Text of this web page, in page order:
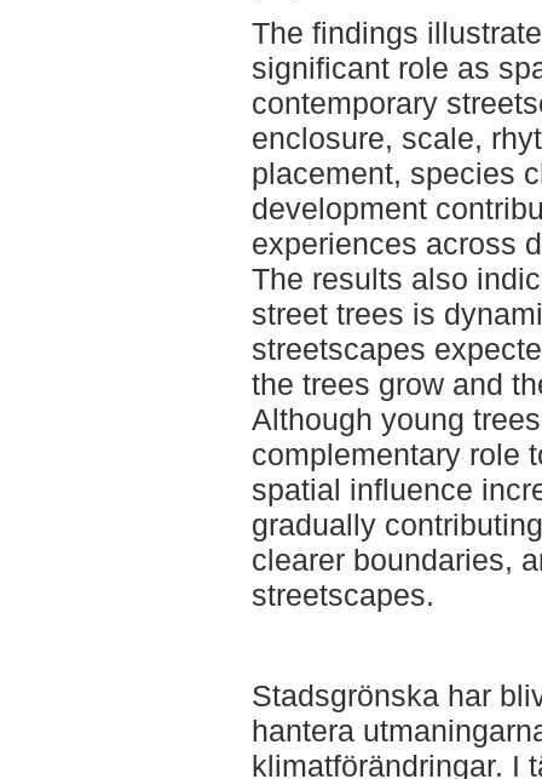
The findings
significant role as
contemporary
enclosure, scale,
placement, species
development
experiences across
The results also
street trees is
streetscapes
the trees grow and
Although young
complementary role
spatial influence
gradually
clearer boundaries,
streetscapes.
Stadsgrönska har
hantera
klimatförändringar. I